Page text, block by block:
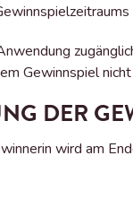
Gewinnspiel
DER
wird am